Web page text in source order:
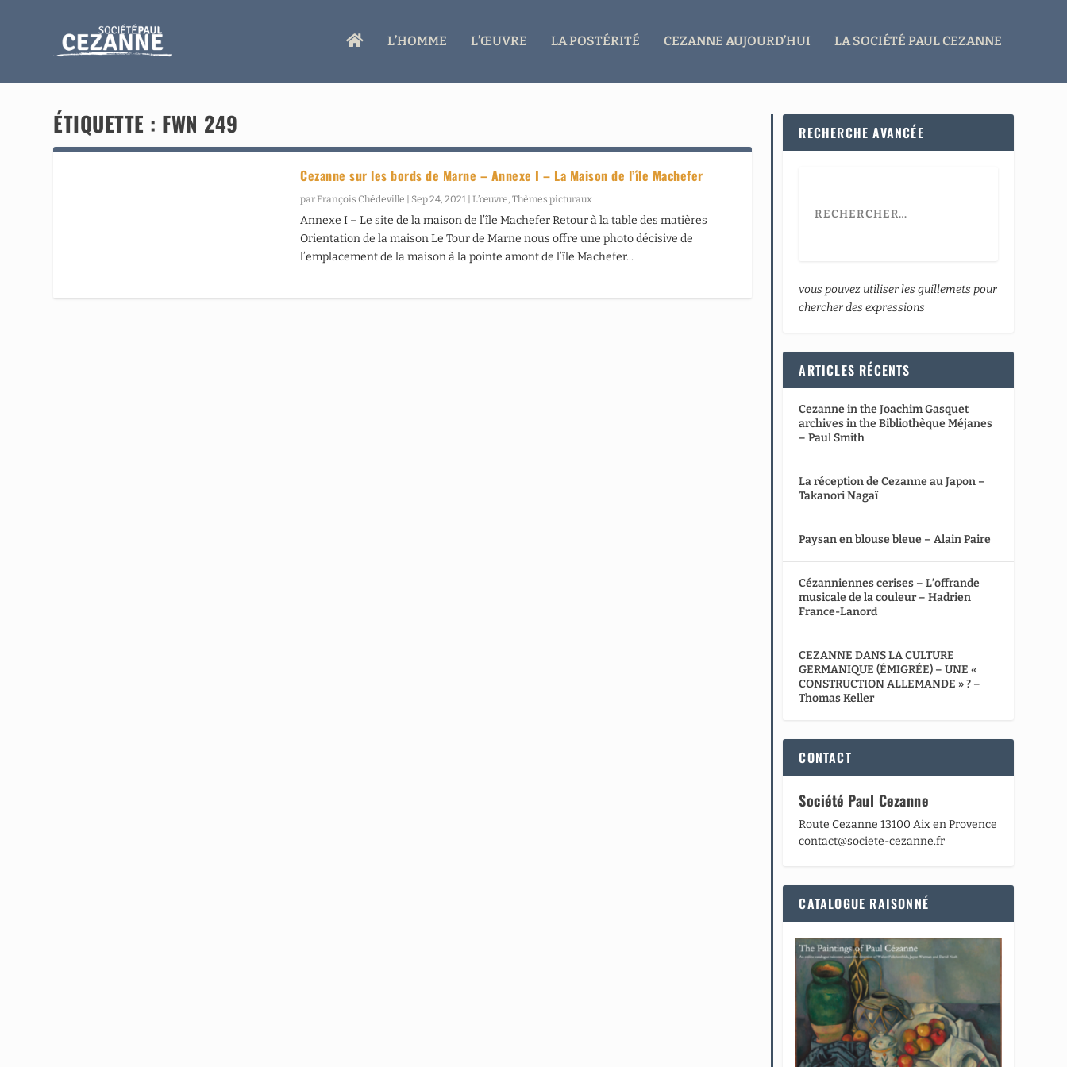
A
L’HOMME L’ŒUVRE LA POSTÉRITÉ CEZANNE AUJOURD’HUI LA SOCIÉTÉ PAUL CEZANNE
ÉTIQUETTE : FWN 249
Cezanne sur les bords de Marne – Annexe I – La Maison de l’île Machefer
parFrançois Chédeville Sep 24, 2021 |L’œuvre,Thèmes picturaux
Annexe I – Le site de la maison de l’île Machefer Retour à la table des matières
Orientation de la maison Le Tour de Marne nous offre une photo décisive de
l’emplacement de la maison à la pointe amont de l’île Machefer...
RECHERCHE AVANCÉE
vous pouvez utiliser les guillemets pour
chercher des expressions
ARTICLES RÉCENTS
Cezanne in the Joachim Gasquet
archives in the Bibliothèque Méjanes
– Paul Smith
La réception de Cezanne au Japon –
Takanori Nagaï
Paysan en blouse bleue – Alain Paire
Cézanniennes cerises – L’offrande
musicale de la couleur – Hadrien
France-Lanord
CEZANNE DANS LA CULTURE
GERMANIQUE (ÉMIGRÉE) – UNE «
CONSTRUCTION ALLEMANDE » ? –
Thomas Keller
CONTACT
Société Paul Cezanne
Route Cezanne 13100 Aix en Provence
contact@societe-cezanne.fr
CATALOGUE RAISONNÉ